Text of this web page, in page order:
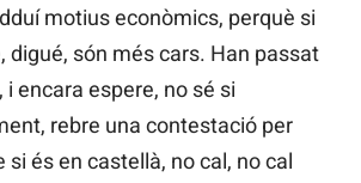
motius econòmics, perquè si
digué, són més cars. Han passat
encara espere, no sé si
rebre una contestació per
si és en castellà, no cal, no cal